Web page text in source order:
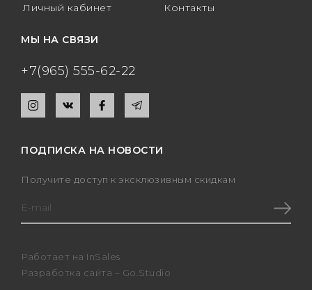
Личный кабинет
Контакты
МЫ НА СВЯЗИ
+7(965) 555-62-22
ПОДПИСКА НА НОВОСТИ
Получите доступ к эксклюзивным скидкам
Работает на InSales
Разработка сайта – Go.Studio